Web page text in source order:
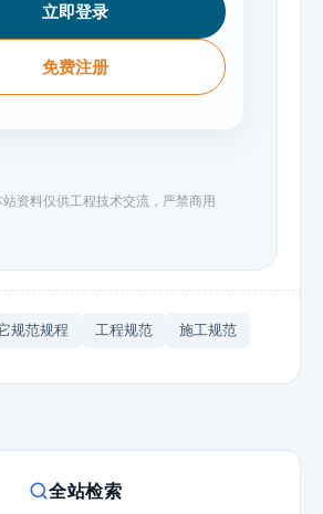
立即登录
免费注册
资料仅供工程技术交流，严禁商用
规范规程 工程规范 施工规范
全站检索